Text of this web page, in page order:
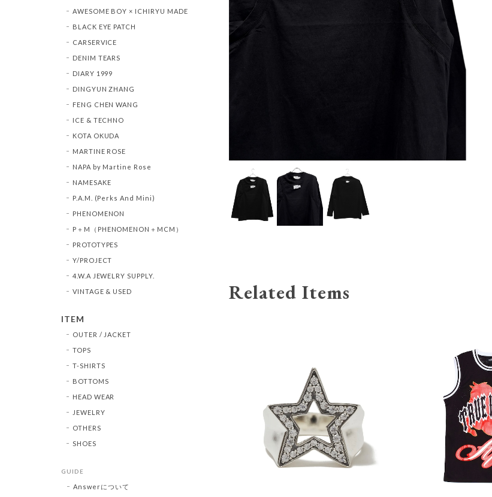
Related Items
AWESOME BOY × ICHIRYU MADE
BLACK EYE PATCH
CARSERVICE
DENIM TEARS
DIARY 1999
DINGYUN ZHANG
FENG CHEN WANG
ICE & TECHNO
KOTA OKUDA
MARTINE ROSE
NAPA by Martine Rose
NAMESAKE
P.A.M. (Perks And Mini)
PHENOMENON
P＋M（PHENOMENON＋MCM）
PROTOTYPES
Y/PROJECT
4.W.A JEWELRY SUPPLY.
VINTAGE & USED
ITEM
OUTER / JACKET
TOPS
T-SHIRTS
BOTTOMS
HEAD WEAR
JEWELRY
OTHERS
SHOES
GUIDE
Answerについて